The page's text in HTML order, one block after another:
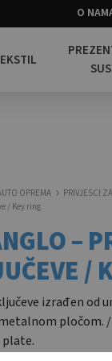
O
OPREMA PRIVJESCI
/ Key ring
–
/
izrađen od
pločom.